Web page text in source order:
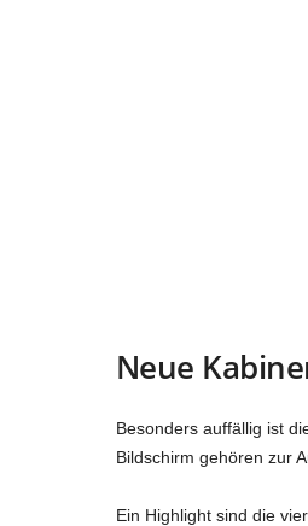
Neue
Besonders auffällig ist
Bildschirm gehören zur
Ein Highlight sind die